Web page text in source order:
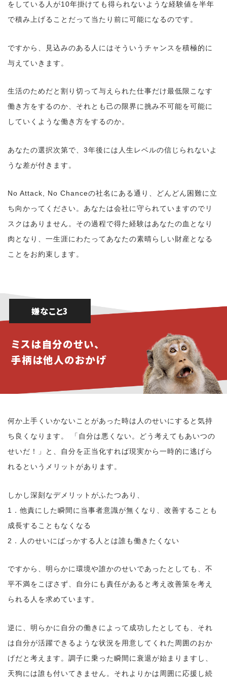
をしている人が10年掛けても得られないような経験値を半年
で積み上げることだって当たり前に可能になるのです。
ですから、見込みのある人にはそういうチャンスを積極的に
与えていきます。
生活のためだと割り切って与えられた仕事だけ最低限こなす
働き方をするのか、それとも己の限界に挑み不可能を可能に
していくような働き方をするのか。
あなたの選択次第で、3年後には人生レベルの信じられないよ
うな差が付きます。
No Attack, No Chanceの社名にある通り、どんどん困難に立
ち向かってください。あなたは会社に守られていますのでリ
スクはありません。その過程で得た経験はあなたの血となり
肉となり、一生涯にわたってあなたの素晴らしい財産となる
ことをお約束します。
嫌なこと3
ミスは自分のせい、
手柄は他人のおかげ
何か上手くいかないことがあった時は人のせいにすると気持
ち良くなります。 「自分は悪くない。どう考えてもあいつの
せいだ！」と、自分を正当化すれば現実から一時的に逃げら
れるというメリットがあります。
しかし深刻なデメリットがふたつあり、
1．他責にした瞬間に当事者意識が無くなり、改善することも
成長することもなくなる
2．人のせいにばっかする人とは誰も働きたくない
ですから、明らかに環境や誰かのせいであったとしても、不
平不満をこぼさず、自分にも責任があると考え改善策を考え
られる人を求めています。
逆に、明らかに自分の働きによって成功したとしても、それ
は自分が活躍できるような状況を用意してくれた周囲のおか
げだと考えます。調子に乗った瞬間に衰退が始まりますし、
天狗には誰も付いてきません。それよりかは周囲に応援し続